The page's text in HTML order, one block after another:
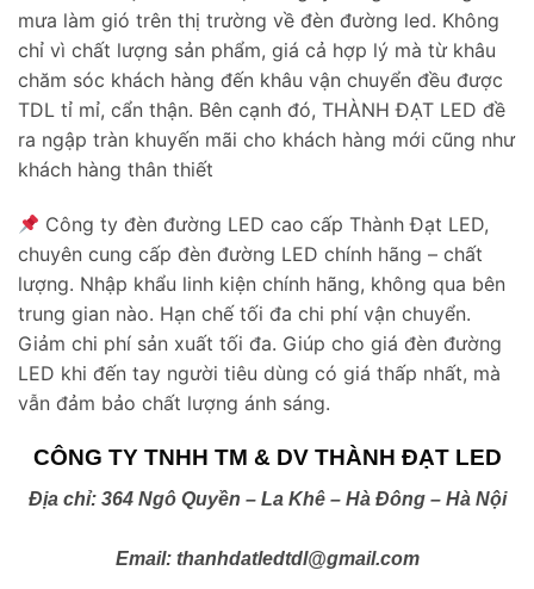
mưa làm gió trên thị trường về đèn đường led. Không
chỉ vì chất lượng sản phẩm, giá cả hợp lý mà từ khâu
chăm sóc khách hàng đến khâu vận chuyển đều được
TDL tỉ mỉ, cẩn thận. Bên cạnh đó, THÀNH ĐẠT LED đề
ra ngập tràn khuyến mãi cho khách hàng mới cũng như
khách hàng thân thiết
Công ty đèn đường LED cao cấp Thành Đạt LED,
chuyên cung cấp đèn đường LED chính hãng – chất
lượng. Nhập khẩu linh kiện chính hãng, không qua bên
trung gian nào. Hạn chế tối đa chi phí vận chuyển.
Giảm chi phí sản xuất tối đa. Giúp cho giá đèn đường
LED khi đến tay người tiêu dùng có giá thấp nhất, mà
vẫn đảm bảo chất lượng ánh sáng.
CÔNG TY TNHH TM & DV THÀNH ĐẠT LED
Địa chỉ: 364 Ngô Quyền – La Khê – Hà Đông – Hà Nội
Email: thanhdatledtdl@gmail.com